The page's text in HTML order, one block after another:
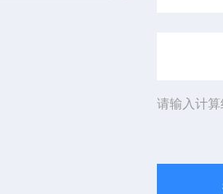
请输入计